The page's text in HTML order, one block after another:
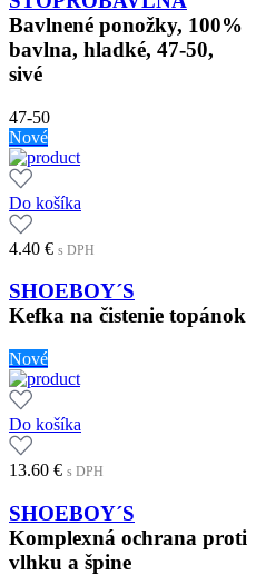
Bavlnené ponožky, 100%
bavlna, hladké, 47-50,
sivé
47-50
Nové
Do košíka
4.40 € s DPH
SHOEBOY´S
Kefka na čistenie topánok
Nové
Do košíka
13.60 € s DPH
SHOEBOY´S
Komplexná ochrana proti
vlhku a špine